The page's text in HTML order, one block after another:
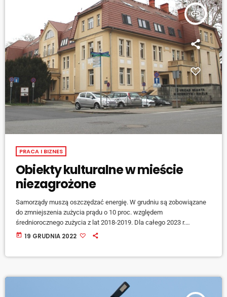
insert_link
PRACA I BIZNES
Obiekty kulturalne w mieście
niezagrożone
Samorządy muszą oszczędzać energię. W grudniu są zobowiązane
do zmniejszenia zużycia prądu o 10 proc. względem
średniorocznego zużycia z lat 2018-2019. Dla całego 2023 r.
punktem odniesienia ma być bieżący rok. O tym jak z tym
today 19 GRUDNIA 2022